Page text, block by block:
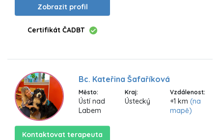
Zobrazit profil
Certifikát ČADBT
Bc. Kateřina Šafaříková
Město:
Ústí nad
Labem
Kraj:
Ústecký
Vzdálenost:
+1 km (na
mapě)
Kontaktovat terapeuta